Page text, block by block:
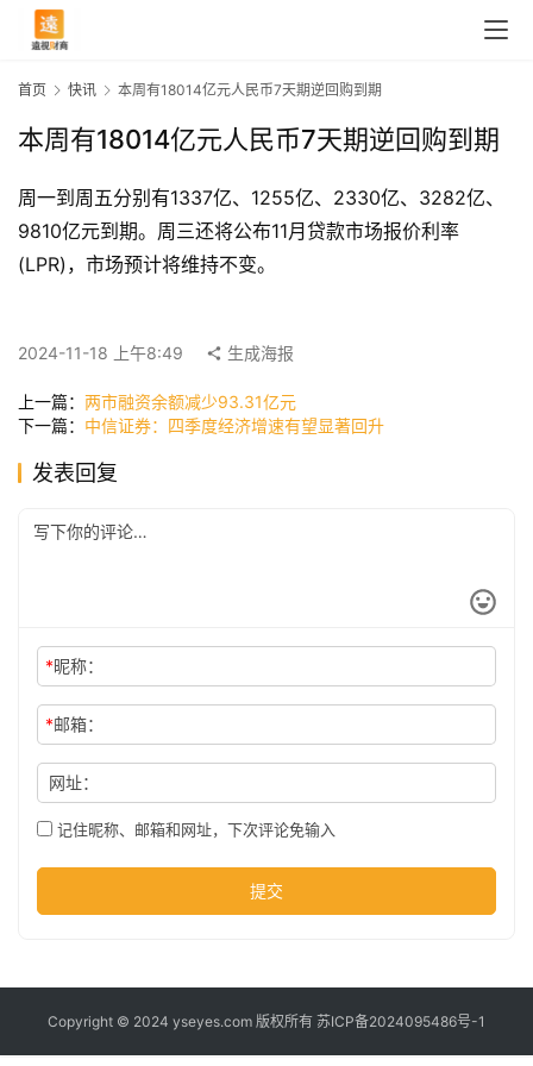
页
快
讯
时
尚
科
技
首页 快讯 本周有18014亿元人民币7天期逆回购到期
本周有18014亿元人民币7天期逆回购到期
周一到周五分别有1337亿、1255亿、2330亿、3282亿、
9810亿元到期。周三还将公布11月贷款市场报价利率
(LPR)，市场预计将维持不变。
2024-11-18 上午8:49 生成海报
上一篇： 两市融资余额减少93.31亿元
下一篇： 中信证券：四季度经济增速有望显著回升
发表回复
*昵称：
*邮箱：
网址：
记住昵称、邮箱和网址，下次评论免输入
提交
Copyright © 2024 yseyes.com 版权所有 苏ICP备2024095486号-1